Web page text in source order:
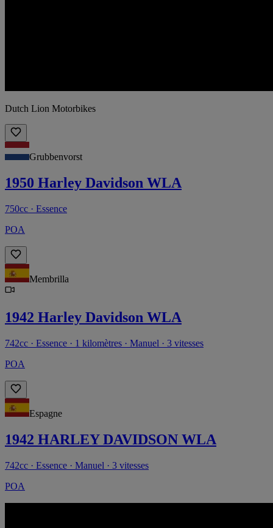
Dutch Lion Motorbikes
Grubbenvorst
1950 Harley Davidson WLA
750cc · Essence
POA
Membrilla
1942 Harley Davidson WLA
742cc · Essence · 1 kilomètres · Manuel · 3 vitesses
POA
Espagne
1942 HARLEY DAVIDSON WLA
742cc · Essence · Manuel · 3 vitesses
POA